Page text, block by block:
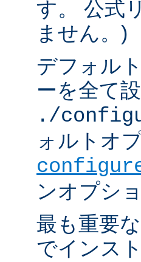
す。 公式
ません。)
デフォル
ーを全て
./
ォルトオ
ンオプシ
最も重要
でインス